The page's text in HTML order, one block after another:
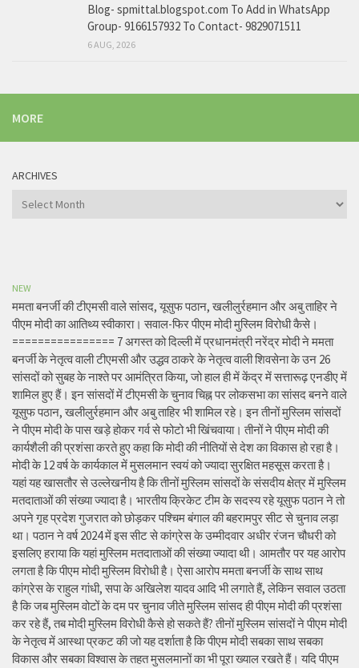
Blog- spmittal.blogspot.com To Add in WhatsApp
Group- 9166157932 To Contact- 9829071511
6 AUG, 2026
MORE
ARCHIVES
Archives
NEW
ममता बनर्जी की टीएमसी वाले सांसद, यूसुफ पठान, खलीलुर्रहमान और अबु ताहिर ने
पीएम मोदी का आतिथ्य स्वीकारा। सवाल-फिर पीएम मोदी मुस्लिम विरोधी कैसे।
================ 7 अगस्त को दिल्ली में प्रधानमंत्री नरेंद्र मोदी ने ममता
बनर्जी के नेतृत्व वाली टीएमसी और उद्धव ठाकरे के नेतृत्व वाली शिवसेना के उन 26
सांसदों को सुबह के नाश्ते पर आमंत्रित किया, जो हाल ही में केंद्र में सत्तारूढ़ एनडीए में
शामिल हुए हैं। इन सांसदों में टीएमसी के चुनाव चिह्न पर लोकसभा का सांसद बनने वाले
यूसुफ पठान, खलीलुर्रहमान और अबु ताहिर भी शामिल रहे। इन तीनों मुस्लिम सांसदों
ने पीएम मोदी के पास खड़े होकर गर्व से फोटो भी खिंचवाया। तीनों ने पीएम मोदी की
कार्यशैली की प्रशंसा करते हुए कहा कि मोदी की नीतियों से देश का विकास हो रहा है।
मोदी के 12 वर्ष के कार्यकाल में मुसलमान स्वयं को ज्यादा सुरक्षित महसूस करता है।
यहां यह खासतौर से उल्लेखनीय है कि तीनों मुस्लिम सांसदों के संसदीय क्षेत्र में मुस्लिम
मतदाताओं की संख्या ज्यादा है। भारतीय क्रिकेट टीम के सदस्य रहे यूसुफ पठान ने तो
अपने गृह प्रदेश गुजरात को छोड़कर पश्चिम बंगाल की बहरामपुर सीट से चुनाव लड़ा
था। पठान ने वर्ष 2024 में इस सीट से कांग्रेस के उम्मीदवार अधीर रंजन चौधरी को
इसलिए हराया कि यहां मुस्लिम मतदाताओं की संख्या ज्यादा थी। आमतौर पर यह आरोप
लगता है कि पीएम मोदी मुस्लिम विरोधी है। ऐसा आरोप ममता बनर्जी के साथ साथ
कांग्रेस के राहुल गांधी, सपा के अखिलेश यादव आदि भी लगाते हैं, लेकिन सवाल उठता
है कि जब मुस्लिम वोटों के दम पर चुनाव जीते मुस्लिम सांसद ही पीएम मोदी की प्रशंसा
कर रहे हैं, तब मोदी मुस्लिम विरोधी कैसे हो सकते हैं? तीनों मुस्लिम सांसदों ने पीएम मोदी
के नेतृत्व में आस्था प्रकट की जो यह दर्शाता है कि पीएम मोदी सबका साथ सबका
विकास और सबका विश्वास के तहत मुसलमानों का भी पूरा ख्याल रखते हैं। यदि पीएम